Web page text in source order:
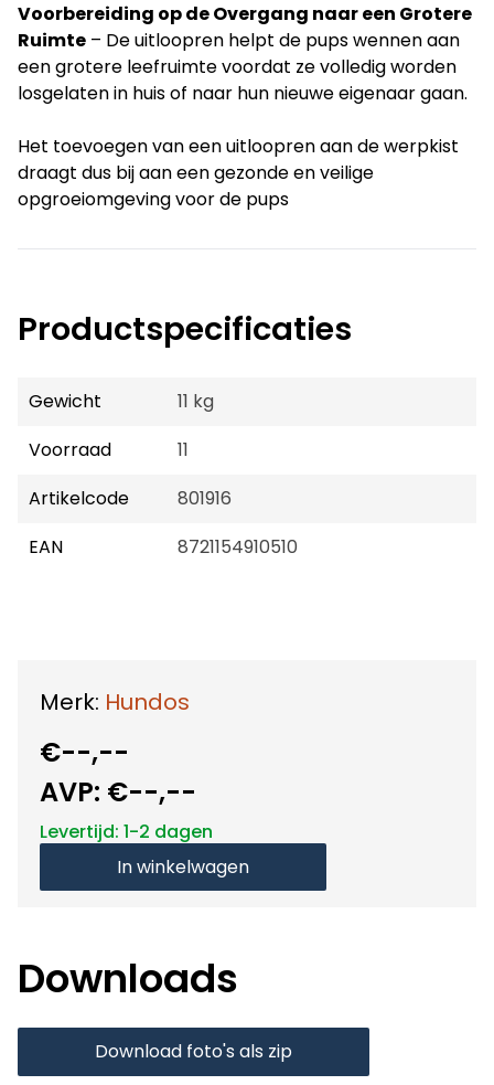
Voorbereiding op de Overgang naar een Grotere
Ruimte – De uitloopren helpt de pups wennen aan
een grotere leefruimte voordat ze volledig worden
losgelaten in huis of naar hun nieuwe eigenaar gaan.
Het toevoegen van een uitloopren aan de werpkist
draagt dus bij aan een gezonde en veilige
opgroeiomgeving voor de pups
Productspecificaties
Gewicht
11 kg
Voorraad
11
Artikelcode
801916
EAN
8721154910510
Merk: Hundos
€--,--
AVP: €--,--
Levertijd: 1-2 dagen
In winkelwagen
Downloads
Download foto's als zip